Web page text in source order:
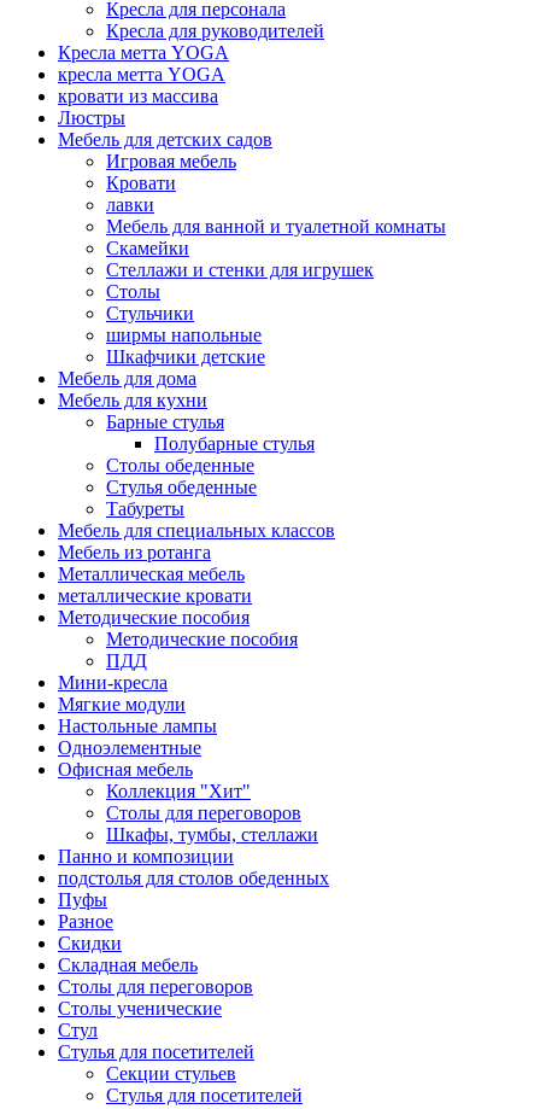
Кресла для персонала
Кресла для руководителей
Кресла метта YOGA
кресла метта YOGA
кровати из массива
Люстры
Мебель для детских садов
Игровая мебель
Кровати
лавки
Мебель для ванной и туалетной комнаты
Скамейки
Стеллажи и стенки для игрушек
Столы
Стульчики
ширмы напольные
Шкафчики детские
Мебель для дома
Мебель для кухни
Барные стулья
Полубарные стулья
Столы обеденные
Стулья обеденные
Табуреты
Мебель для специальных классов
Мебель из ротанга
Металлическая мебель
металлические кровати
Методические пособия
Методические пособия
ПДД
Мини-кресла
Мягкие модули
Настольные лампы
Одноэлементные
Офисная мебель
Коллекция "Хит"
Столы для переговоров
Шкафы, тумбы, стеллажи
Панно и композиции
подстолья для столов обеденных
Пуфы
Разное
Скидки
Складная мебель
Столы для переговоров
Столы ученические
Стул
Стулья для посетителей
Секции стульев
Стулья для посетителей